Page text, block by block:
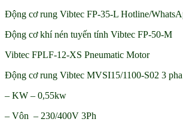
Động cơ rung Vibtec FP-35-L Hotline/
Động cơ khí nén tuyến tính Vibtec FP-50-M
Vibtec FPLF-12-XS Pneumatic Motor
Động cơ rung Vibtec MVSI15/1100-S02 3
– KW – 0,55kw
– Vôn – 230/400V 3Ph